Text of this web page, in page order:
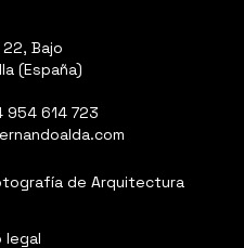
Bajo
(España)
954 614 723
de Arquitectura
legal